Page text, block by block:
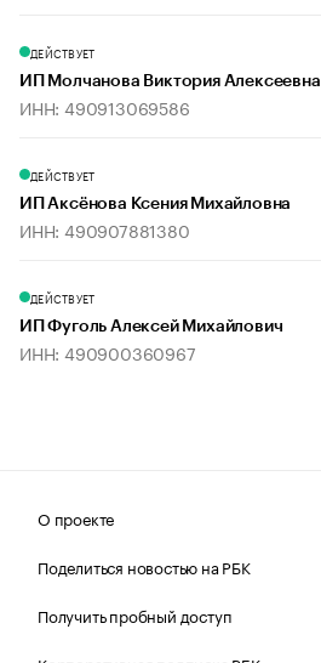
ДЕЙСТВУЕТ
ИП Молчанова Виктория Алексеевна
ИНН: 490913069586
ДЕЙСТВУЕТ
ИП Аксёнова Ксения Михайловна
ИНН: 490907881380
ДЕЙСТВУЕТ
ИП Фуголь Алексей Михайлович
ИНН: 490900360967
О проекте
Поделиться новостью на РБК
Получить пробный доступ